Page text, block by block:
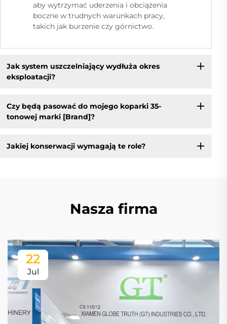
aby wytrzymać uderzenia i obciążenia
boczne w trudnych warunkach pracy,
takich jak burzenie czy górnictwo.
Jak system uszczelniający wydłuża okres
eksploatacji?
Czy będą pasować do mojego koparki 35-
tonowej marki [Brand]?
Jakiej konserwacji wymagają te role?
Nasza firma
22
Jul